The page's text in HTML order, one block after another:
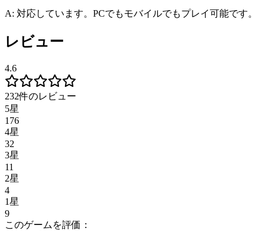
A: 対応しています。PCでもモバイルでもプレイ可能です。
レビュー
4.6
232件のレビュー
5星
176
4星
32
3星
11
2星
4
1星
9
このゲームを評価：